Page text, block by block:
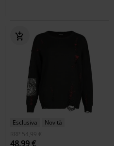
Esclusiva
Novità
RRP
54,99 €
48,99 €